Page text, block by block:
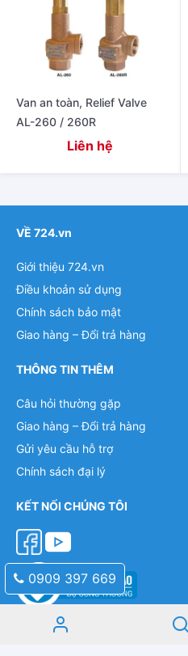
Van an toàn, Relief Valve
AL-260 / 260R
Liên hệ
VỀ 724.vn
Giới thiệu 724.vn
Điều khoản sử dụng
Chính sách bảo mật
Giao hàng – Đổi trả hàng
THÔNG TIN THÊM
Câu hỏi thường gặp
Giao hàng – Đổi trả hàng
Gửi yêu cầu hỗ trợ
Chính sách đại lý
KẾT NỐI CHÚNG TÔI
0909 397 669